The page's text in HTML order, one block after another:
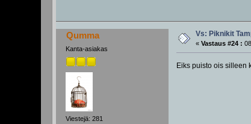
Qumma
Kanta-asiakas
Viestejä: 281
Vs: Piknikit
«Vastaus #24 :
Eiks puisto ois silleen